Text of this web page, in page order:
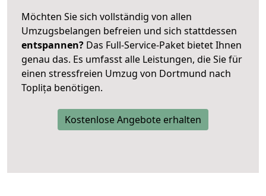
Möchten Sie sich vollständig von allen
Umzugsbelangen befreien und sich stattdessen
entspannen? Das Full-Service-Paket bietet Ihnen
genau das. Es umfasst alle Leistungen, die Sie für
einen stressfreien Umzug von Dortmund nach
Toplița benötigen.
Kostenlose Angebote erhalten